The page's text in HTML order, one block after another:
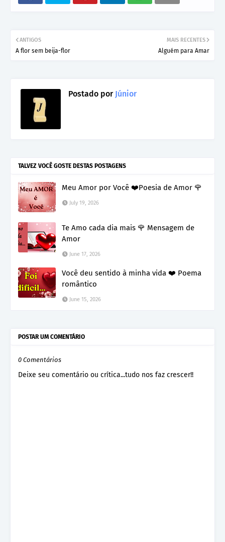
MAIS RECENTES
Alguém para Amar
ANTIGOS
A flor sem beija-flor
Postado porJúnior
TALVEZ VOCÊ GOSTE DESTAS POSTAGENS
Meu Amor por Você ❤️Poesia de Amor 🌹
July 19, 2026
Te Amo cada dia mais 🌹 Mensagem de
Amor
June 17, 2026
Você deu sentido à minha vida ❤️ Poema
romântico
June 15, 2026
POSTAR UM COMENTÁRIO
0 Comentários
Deixe seu comentário ou crítica...tudo nos faz crescer!!